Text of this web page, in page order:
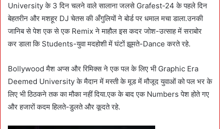
University के 3 दिन चलने वाले सालाना जलसे Grafest-24 के पहले दिन
बेहतरीन और मशहूर DJ चेतस की अँगुलियों ने बोर्ड पर धमाल मचा डाला.उनकी
जानिब से पेश एक से एक Remix ने माहौल इस कदर जोश-उत्साह में सराबोर
कर डाला कि Students-युवा मदहोशी में घंटों झूमते-Dance करते रहे.
Bollywood मैश अप्स और रिमिक्स ने एक पल के लिए भी Graphic Era
Deemed University के मैदान में मस्ती के मूड में मौजूद युवाओं को पल भर के
लिए भी ठिठकने तक का मौका नहीं दिया.एक के बाद एक Numbers पेश होते गए
और हजारों कदम हिलते-डुलते और कूदते रहे.